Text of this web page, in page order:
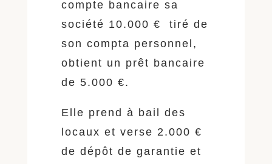
compte bancaire sa
société 10.000 € tiré de
son compta personnel,
obtient un prêt bancaire
de 5.000 €.
Elle prend à bail des
locaux et verse 2.000 €
de dépôt de garantie et